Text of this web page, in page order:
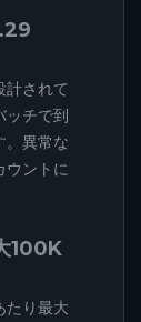
計されて
チで到
。異常な
ウントに
100K
たり最大